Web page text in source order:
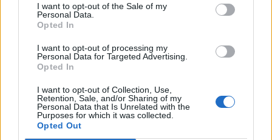
I want to opt-out of the Sale of my
Personal Data.
Opted In
I want to opt-out of processing my
Personal Data for Targeted Advertising.
Opted In
I want to opt-out of Collection, Use,
Retention, Sale, and/or Sharing of my
Personal Data that Is Unrelated with the
Purposes for which it was collected.
Opted Out